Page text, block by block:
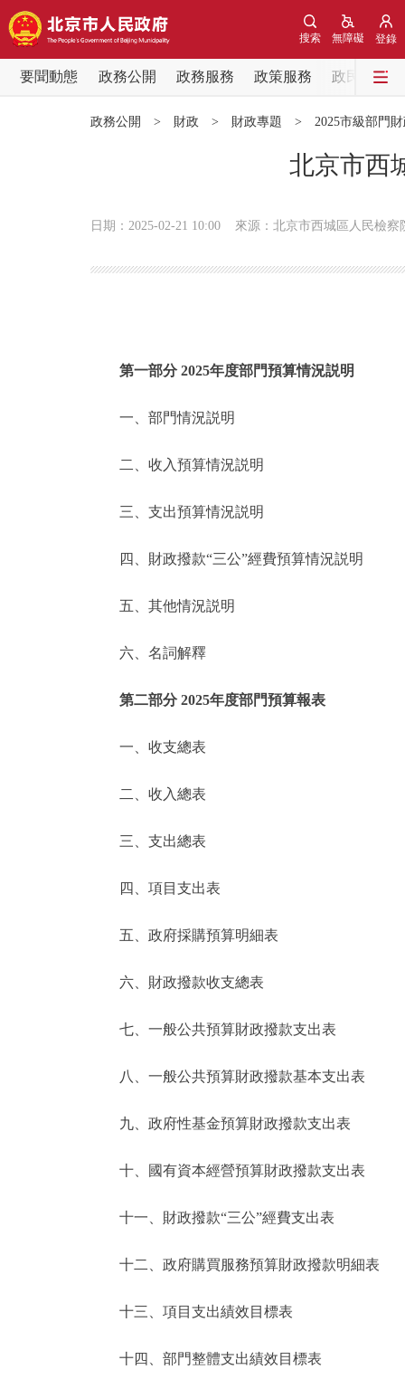
登錄
無障礙
搜索
要聞動態 政務公開 政務服務 政策服務
政民互動
便民服務
仲介服務
政民互動
12345網上接訴即辦
參與調查
走進北京
北京概況
綠色北京
ENGLISH
政務公開 > 財政 > 財政專題 > 2025市級部門
北京市西
日期：2025-02-21 10:00 來源：北京市西城區人民檢察
第一部分 2025年度部門預算情況説明
一、部門情況説明
二、收入預算情況説明
三、支出預算情況説明
四、財政撥款“三公”經費預算情況説明
五、其他情況説明
六、名詞解釋
第二部分 2025年度部門預算報表
一、收支總表
二、收入總表
三、支出總表
四、項目支出表
五、政府採購預算明細表
六、財政撥款收支總表
七、一般公共預算財政撥款支出表
八、一般公共預算財政撥款基本支出表
九、政府性基金預算財政撥款支出表
十、國有資本經營預算財政撥款支出表
十一、財政撥款“三公”經費支出表
十二、政府購買服務預算財政撥款明細表
十三、項目支出績效目標表
十四、部門整體支出績效目標表